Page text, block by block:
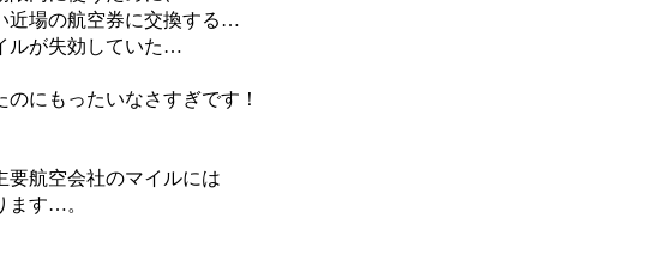
近場の航空券に交換する…
ルが失効していた…
のにもったいなさすぎです！
要航空会社のマイルには
ます…。